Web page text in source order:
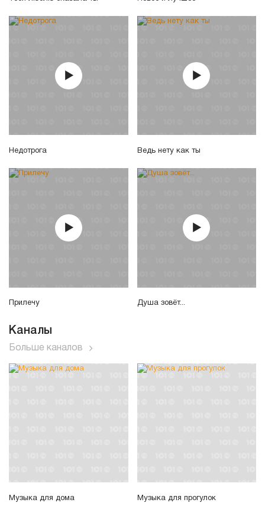
Недотрога Ведь нету как ты
Прилечу Душа зовёт...
Каналы
Больше каналов
Музыка для дома Музыка для прогулок